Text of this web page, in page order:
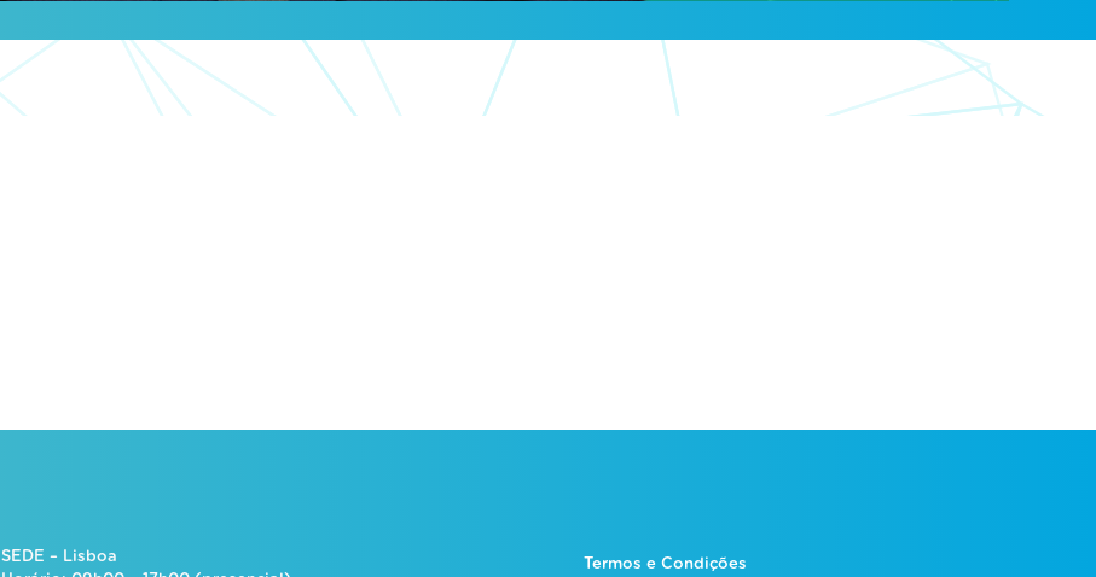
SEDE – Lisboa
Termos e Condições